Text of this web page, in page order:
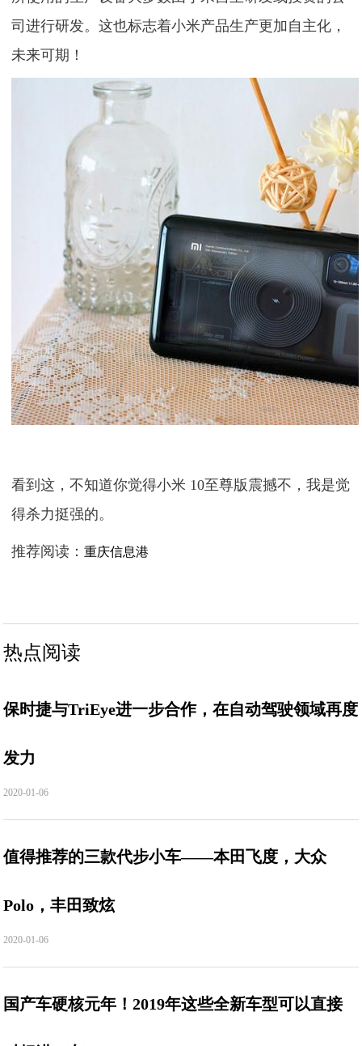
司进行研发。这也标志着小米产品生产更加自主化，
未来可期！
看到这，不知道你觉得小米 10至尊版震撼不，我是觉
得杀力挺强的。
推荐阅读：重庆信息港
热点阅读
保时捷与TriEye进一步合作，在自动驾驶领域再度
发力
2020-01-06
值得推荐的三款代步小车——本田飞度，大众
Polo，丰田致炫
2020-01-06
国产车硬核元年！2019年这些全新车型可以直接